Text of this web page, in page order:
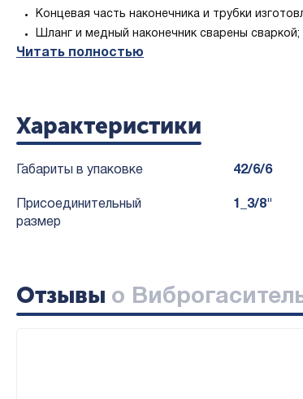
Концевая часть наконечника и трубки
Шланг и медный наконечник сварены сваркой;
Все детали были очищены и обезвожены для
Читать полностью
Характеристики
Габариты в упаковке 42/6/6
Присоединительный
размер
1_3/8"
Отзывы о